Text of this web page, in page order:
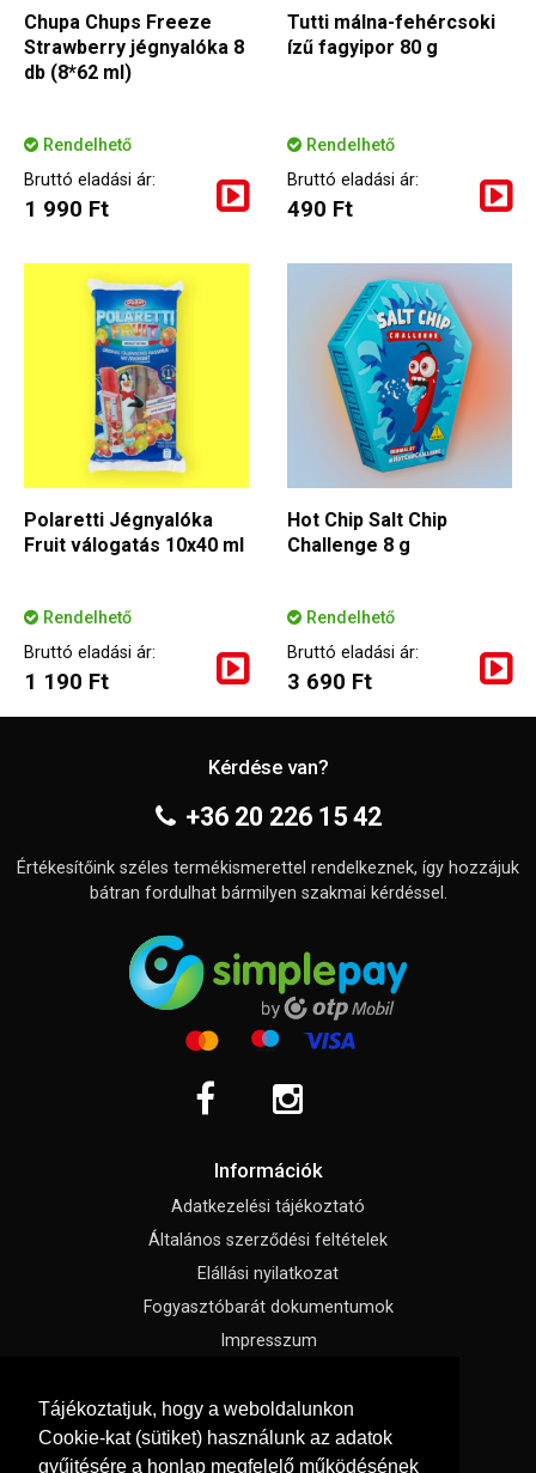
Tájékoztatjuk, hogy a weboldalunkon
Cookie-kat (sütiket) használunk az adatok
gyűjtésére a honlap megfelelő működésének
Chupa Chups Freeze
Strawberry jégnyalóka 8
db (8*62 ml)
Rendelhető
Bruttó eladási ár:
1 990 Ft
Tutti málna-fehércsoki
ízű fagyipor 80 g
Rendelhető
Bruttó eladási ár:
490 Ft
Polaretti Jégnyalóka
Fruit válogatás 10x40 ml
Rendelhető
Bruttó eladási ár:
1 190 Ft
Hot Chip Salt Chip
Challenge 8 g
Rendelhető
Bruttó eladási ár:
3 690 Ft
Kérdése van?
+36 20 226 15 42
Értékesítőink széles termékismerettel rendelkeznek, így hozzájuk
bátran fordulhat bármilyen szakmai kérdéssel.
Információk
Adatkezelési tájékoztató
Általános szerződési feltételek
Elállási nyilatkozat
Fogyasztóbarát dokumentumok
Impresszum
Menü